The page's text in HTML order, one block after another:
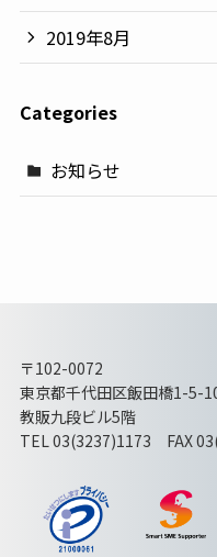
2019年8月
Categories
お知らせ
〒102-0072
東京都千代田区飯田橋1-5-
教販九段ビル5階
TEL 03(3237)1173 FAX